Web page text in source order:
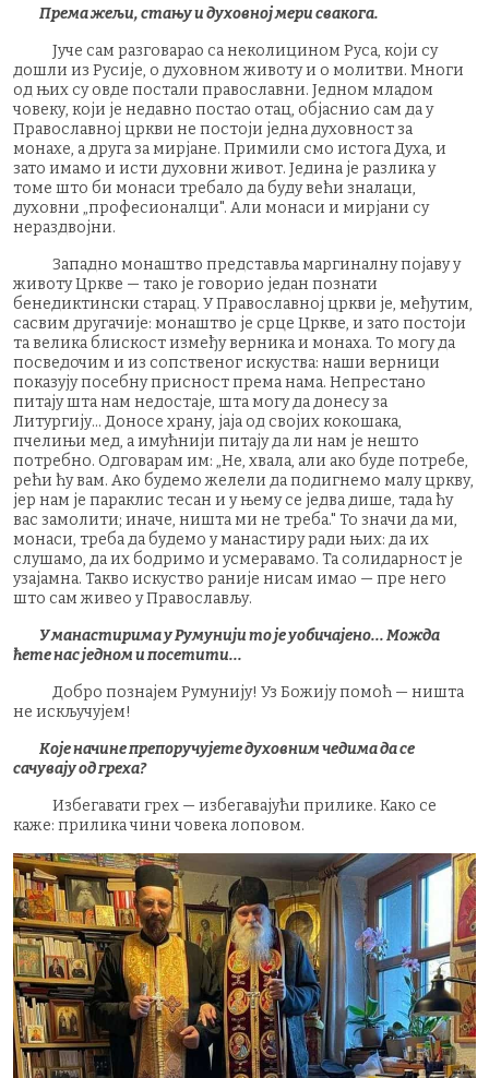
Према жељи, стању и духовној мери свакога.
Јуче сам разговарао са неколицином Руса, који су
дошли из Русије, о духовном животу и о молитви. Многи
од њих су овде постали православни. Једном младом
човеку, који је недавно постао отац, објаснио сам да у
Православној цркви не постоји једна духовност за
монахе, а друга за мирјане. Примили смо истога Духа, и
зато имамо и исти духовни живот. Једина је разлика у
томе што би монаси требало да буду већи зналаци,
духовни „професионалци". Али монаси и мирјани су
нераздвојни.
Западно монаштво представља маргиналну појаву у
животу Цркве — тако је говорио један познати
бенедиктински старац. У Православној цркви је, међутим,
сасвим другачије: монаштво је срце Цркве, и зато постоји
та велика блискост између верника и монаха. То могу да
посведочим и из сопственог искуства: наши верници
показују посебну присност према нама. Непрестано
питају шта нам недостаје, шта могу да донесу за
Литургију... Доносе храну, јаја од својих кокошака,
пчелињи мед, а имућнији питају да ли нам је нешто
потребно. Одговарам им: „Не, хвала, али ако буде потребе,
рећи ћу вам. Ако будемо желели да подигнемо малу цркву,
јер нам је параклис тесан и у њему се једва дише, тада ћу
вас замолити; иначе, ништа ми не треба." То значи да ми,
монаси, треба да будемо у манастиру ради њих: да их
слушамо, да их бодримо и усмеравамо. Та солидарност је
узајамна. Такво искуство раније нисам имао — пре него
што сам живео у Православљу.
У манастирима у Румунији то је уобичајено... Можда
ћете нас једном и посетити...
Добро познајем Румунију! Уз Божију помоћ — ништа
не искључујем!
Које начине препоручујете духовним чедима да се
сачувају од греха?
Избегавати грех — избегавајући прилике. Како се
каже: прилика чини човека лоповом.